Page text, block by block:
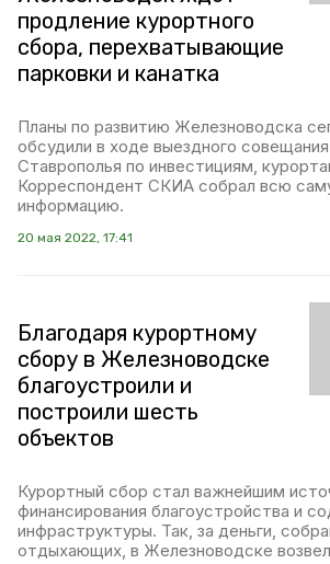
продление курортного
сбора, перехватывающие
парковки и канатка
Планы по развитию Железноводска
обсудили в ходе выездного
Ставрополья по инвестициям,
Корреспондент СКИА собрал всю
информацию.
20 мая 2022, 17:41
Благодаря курортному
сбору в Железноводске
благоустроили и
построили шесть
объектов
Курортный сбор стал важнейшим
финансирования благоустройства и
инфраструктуры. Так, за деньги,
отдыхающих, в Железноводске